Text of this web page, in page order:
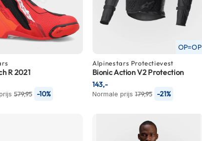
R 2021
579,95 -10%
OP=OP
Alpinestars Protectievest
Bionic Action V2 Protection
Normale prijs 179,95 -21%
143,-